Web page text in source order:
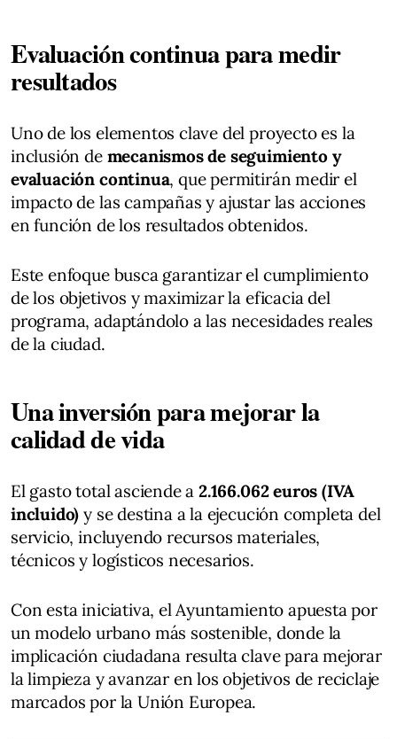
Evaluación continua para medir
resultados
Uno de los elementos clave del proyecto es la
inclusión de mecanismos de seguimiento y
evaluación continua, que permitirán medir el
impacto de las campañas y ajustar las acciones
en función de los resultados obtenidos.
Este enfoque busca garantizar el cumplimiento
de los objetivos y maximizar la eficacia del
programa, adaptándolo a las necesidades reales
de la ciudad.
Una inversión para mejorar la
calidad de vida
El gasto total asciende a2.166.062 euros (IVA
incluido) y se destina a la ejecución completa del
servicio, incluyendo recursos materiales,
técnicos y logísticos necesarios.
Con esta iniciativa, el Ayuntamiento apuesta por
un modelo urbano más sostenible, donde la
implicación ciudadana resulta clave para mejorar
la limpieza y avanzar en los objetivos de reciclaje
marcados por la Unión Europea.